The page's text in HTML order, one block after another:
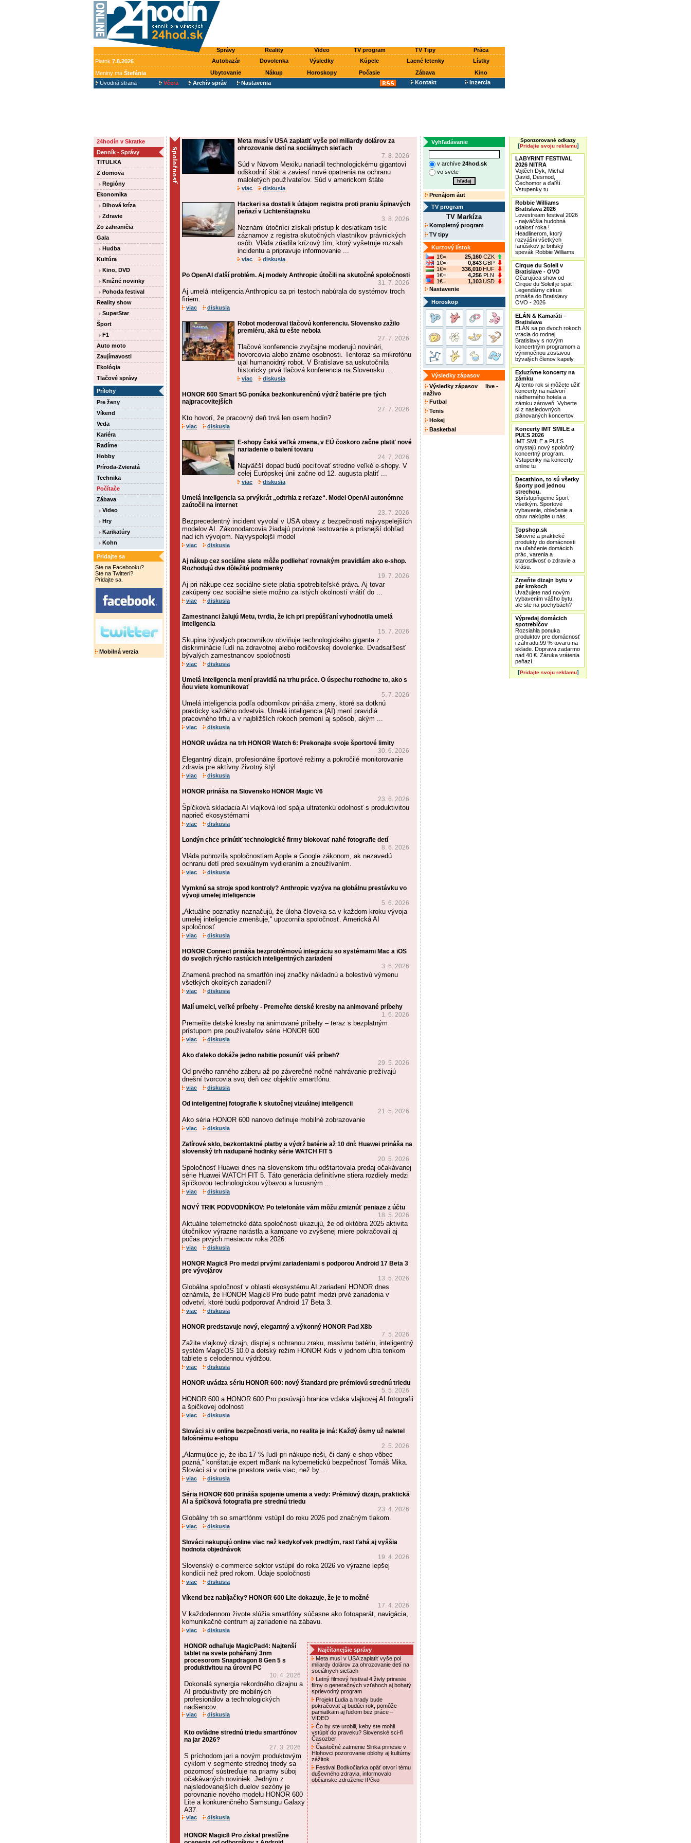
Správy Reality Video TV program TV Tipy
Práca
Piatok 7.8.2026 Autobazár Dovolenka Výsledky Kúpele Lacné letenky
Lístky
Meniny má Štefánia Ubytovanie Nákup Horoskopy Počasie Zábava
Kino
Úvodná strana
Včera Archív správ Nastavenia Kontakt Inzercia
24hodín v Skratke
Denník - Správy
TITULKA
Z domova
Regióny
Ekonomika
Dlhová kríza
Zdravie
Zo zahraničia
Gala
Hudba
Kultúra
Kino, DVD
Knižné novinky
Pohoda festival
Reality show
SuperStar
Šport
F1
Auto moto
Zaujímavosti
Ekológia
Tlačové správy
Prílohy
Pre ženy
Víkend
Veda
Kariéra
Radíme
Hobby
Príroda-Zvieratá
Technika
Počítače
Zábava
Video
Hry
Karikatúry
Kohn
Pridajte sa
Ste na Facebooku?
Ste na Twitteri?
Pridajte sa.
Mobilná verzia
Meta musí v USA zaplatiť vyše pol miliardy dolárov za
ohrozovanie detí na sociálnych sieťach
7. 8. 2026
Súd v Novom Mexiku nariadil technologickému gigantovi
odškodniť štát a zaviesť nové opatrenia na ochranu
maloletých používateľov. Súd v americkom štáte
viac diskusia
Hackeri sa dostali k údajom registra proti praniu špinavých
peňazí v Lichtenštajnsku
3. 8. 2026
Neznámi útočníci získali prístup k desiatkam tisíc
záznamov z registra skutočných vlastníkov právnických
osôb. Vláda zriadila krízový tím, ktorý vyšetruje rozsah
incidentu a pripravuje informovanie ...
viac diskusia
Po OpenAI ďalší problém. Aj modely Anthropic útočili na skutočné spoločnosti
31. 7. 2026
Aj umelá inteligencia Anthropicu sa pri testoch nabúrala do systémov troch
firiem.
viac diskusia
Robot moderoval tlačovú konferenciu. Slovensko zažilo
premiéru, aká tu ešte nebola
27. 7. 2026
Tlačové konferencie zvyčajne moderujú novinári,
hovorcovia alebo známe osobnosti. Tentoraz sa mikrofónu
ujal humanoidný robot. V Bratislave sa uskutočnila
historicky prvá tlačová konferencia na Slovensku ...
viac diskusia
HONOR 600 Smart 5G ponúka bezkonkurenčnú výdrž batérie pre tých
najpracovitejších
27. 7. 2026
Kto hovorí, že pracovný deň trvá len osem hodín?
viac diskusia
E-shopy čaká veľká zmena, v EÚ čoskoro začne platiť nové
nariadenie o balení tovaru
24. 7. 2026
Najväčší dopad budú pociťovať stredne veľké e-shopy. V
celej Európskej únii začne od 12. augusta platiť ...
viac diskusia
Umelá inteligencia sa prvýkrát „odtrhla z reťaze“. Model OpenAI autonómne
zaútočil na internet
23. 7. 2026
Bezprecedentný incident vyvolal v USA obavy z bezpečnosti najvyspelejších
modelov AI. Zákonodarcovia žiadajú povinné testovanie a prísnejší dohľad
nad ich vývojom. Najvyspelejší model
viac diskusia
Aj nákup cez sociálne siete môže podliehať rovnakým pravidlám ako e-shop.
Rozhodujú dve dôležité podmienky
19. 7. 2026
Aj pri nákupe cez sociálne siete platia spotrebiteľské práva. Aj tovar
zakúpený cez sociálne siete možno za istých okolností vrátiť do ...
viac diskusia
Zamestnanci žalujú Metu, tvrdia, že ich pri prepúšťaní vyhodnotila umelá
inteligencia
15. 7. 2026
Skupina bývalých pracovníkov obviňuje technologického giganta z
diskriminácie ľudí na zdravotnej alebo rodičovskej dovolenke. Dvadsaťšesť
bývalých zamestnancov spoločnosti
viac diskusia
Umelá inteligencia mení pravidlá na trhu práce. O úspechu rozhodne to, ako s
ňou viete komunikovať
5. 7. 2026
Umelá inteligencia podľa odborníkov prináša zmeny, ktoré sa dotknú
prakticky každého odvetvia. Umelá inteligencia (AI) mení pravidlá
pracovného trhu a v najbližších rokoch premení aj spôsob, akým ...
viac diskusia
HONOR uvádza na trh HONOR Watch 6: Prekonajte svoje športové limity
30. 6. 2026
Elegantný dizajn, profesionálne športové režimy a pokročilé monitorovanie
zdravia pre aktívny životný štýl
viac diskusia
HONOR prináša na Slovensko HONOR Magic V6
23. 6. 2026
Špičková skladacia AI vlajková loď spája ultratenkú odolnosť s produktivitou
naprieč ekosystémami
viac diskusia
Londýn chce prinútiť technologické firmy blokovať nahé fotografie detí
8. 6. 2026
Vláda pohrozila spoločnostiam Apple a Google zákonom, ak nezavedú
ochranu detí pred sexuálnym vydieraním a zneužívaním.
viac diskusia
Vymknú sa stroje spod kontroly? Anthropic vyzýva na globálnu prestávku vo
vývoji umelej inteligencie
5. 6. 2026
„Aktuálne poznatky naznačujú, že úloha človeka sa v každom kroku vývoja
umelej inteligencie zmenšuje,“ upozornila spoločnosť. Americká AI
spoločnosť
viac diskusia
HONOR Connect prináša bezproblémovú integráciu so systémami Mac a iOS
do svojich rýchlo rastúcich inteligentných zariadení
3. 6. 2026
Znamená prechod na smartfón inej značky nákladnú a bolestivú výmenu
všetkých okolitých zariadení?
viac diskusia
Malí umelci, veľké príbehy - Premeňte detské kresby na animované príbehy
1. 6. 2026
Premeňte detské kresby na animované príbehy – teraz s bezplatným
prístupom pre používateľov série HONOR 600
viac diskusia
Ako ďaleko dokáže jedno nabitie posunúť váš príbeh?
29. 5. 2026
Od prvého ranného záberu až po záverečné nočné nahrávanie prežívajú
dnešní tvorcovia svoj deň cez objektív smartfónu.
viac diskusia
Od inteligentnej fotografie k skutočnej vizuálnej inteligencii
21. 5. 2026
Ako séria HONOR 600 nanovo definuje mobilné zobrazovanie
viac diskusia
Zafírové sklo, bezkontaktné platby a výdrž batérie až 10 dní: Huawei prináša na
slovenský trh nadupané hodinky série WATCH FIT 5
20. 5. 2026
Spoločnosť Huawei dnes na slovenskom trhu odštartovala predaj očakávanej
série Huawei WATCH FIT 5. Táto generácia definitívne stiera rozdiely medzi
špičkovou technologickou výbavou a luxusným ...
viac diskusia
NOVÝ TRIK PODVODNÍKOV: Po telefonáte vám môžu zmiznúť peniaze z účtu
18. 5. 2026
Aktuálne telemetrické dáta spoločnosti ukazujú, že od októbra 2025 aktivita
útočníkov výrazne narástla a kampane vo zvýšenej miere pokračovali aj
počas prvých mesiacov roka 2026.
viac diskusia
HONOR Magic8 Pro medzi prvými zariadeniami s podporou Android 17 Beta 3
pre vývojárov
13. 5. 2026
Globálna spoločnosť v oblasti ekosystému AI zariadení HONOR dnes
oznámila, že HONOR Magic8 Pro bude patriť medzi prvé zariadenia v
odvetví, ktoré budú podporovať Android 17 Beta 3.
viac diskusia
HONOR predstavuje nový, elegantný a výkonný HONOR Pad X8b
7. 5. 2026
Zažite vlajkový dizajn, displej s ochranou zraku, masívnu batériu, inteligentný
systém MagicOS 10.0 a detský režim HONOR Kids v jednom ultra tenkom
tablete s celodennou výdržou.
viac diskusia
HONOR uvádza sériu HONOR 600: nový štandard pre prémiovú strednú triedu
5. 5. 2026
HONOR 600 a HONOR 600 Pro posúvajú hranice vďaka vlajkovej AI fotografii
a špičkovej odolnosti
viac diskusia
Slováci si v online bezpečnosti veria, no realita je iná: Každý ôsmy už naletel
falošnému e-shopu
2. 5. 2026
„Alarmujúce je, že iba 17 % ľudí pri nákupe rieši, či daný e-shop vôbec
pozná,“ konštatuje expert mBank na kybernetickú bezpečnosť Tomáš Mika.
Slováci si v online priestore veria viac, než by ...
viac diskusia
Séria HONOR 600 prináša spojenie umenia a vedy: Prémiový dizajn, praktická
AI a špičková fotografia pre strednú triedu
23. 4. 2026
Globálny trh so smartfónmi vstúpil do roku 2026 pod značným tlakom.
viac diskusia
Slováci nakupujú online viac než kedykoľvek predtým, rast ťahá aj vyššia
hodnota objednávok
19. 4. 2026
Slovenský e-commerce sektor vstúpil do roka 2026 vo výrazne lepšej
kondícii než pred rokom. Údaje spoločnosti
viac diskusia
Víkend bez nabíjačky? HONOR 600 Lite dokazuje, že je to možné
17. 4. 2026
V každodennom živote slúžia smartfóny súčasne ako fotoaparát, navigácia,
komunikačné centrum aj zariadenie na zábavu.
viac diskusia
HONOR odhaľuje MagicPad4: Najtenší
tablet na svete poháňaný 3nm
procesorom Snapdragon 8 Gen 5 s
produktivitou na úrovni PC
10. 4. 2026
Dokonalá synergia rekordného dizajnu a
AI produktivity pre mobilných
profesionálov a technologických
nadšencov.
viac diskusia
Kto ovládne strednú triedu smartfónov
na jar 2026?
27. 3. 2026
S príchodom jari a novým produktovým
cyklom v segmente strednej triedy sa
pozornosť sústreďuje na priamy súboj
očakávaných noviniek. Jedným z
najsledovanejších duelov sezóny je
porovnanie nového modelu HONOR 600
Lite a konkurenčného Samsungu Galaxy
A37.
viac diskusia
HONOR Magic8 Pro získal prestížne
Najčítanejšie správy
Meta musí v USA zaplatiť vyše pol
miliardy dolárov za ohrozovanie detí na
sociálnych sieťach
Letný filmový festival 4 živly prinesie
filmy o generačných vzťahoch aj bohatý
sprievodný program
Projekt Ľudia a hrady bude
pokračovať aj budúci rok, pomôže
pamiatkam aj ľuďom bez práce –
VIDEO
Čo by ste urobili, keby ste mohli
vstúpiť do praveku? Slovenské sci-fi
Časozber
Čiastočné zatmenie Slnka prinesie v
Hlohovci pozorovanie oblohy aj kultúrny
zážitok
Festival Bodkočiarka opäť otvorí tému
duševného zdravia, informovalo
občianske združenie IPčko
Vyhľadávanie
v archíve 24hod.sk
vo svete
Prenájom áut
TV program
TV Markíza
Kompletný program
TV tipy
Kurzový lístok
1€=
25,160 CZK
1€=
0,843GBP
1€=
336,010HUF
1€=
4,256 PLN
1€=
1,103USD
Nastavenie
Horoskop
Výsledky zápasov
Výsledky zápasov live -
naživo
Futbal
Tenis
Hokej
Basketbal
Sponzorované odkazy
[Pridajte svoju reklamu]
LABYRINT FESTIVAL
2026 NITRA
Vojtěch Dyk, Michal
David, Desmod,
Čechomor a ďaľší.
Vstupenky tu
Robbie Williams
Bratislava 2026
Lovestream festival 2026
- najväčšia hudobná
udalosť roka !
Headlinerom, ktorý
rozvášni všetkých
fanúšikov je britský
spevák Robbie Williams
Cirque du Soleil v
Bratislave - OVO
Očarujúca show od
Cirque du Soleil je späť!
Legendárny cirkus
prináša do Bratislavy
OVO - 2026
ELÁN & Kamaráti –
Bratislava
ELÁN sa po dvoch rokoch
vracia do rodnej
Bratislavy s novým
koncertným programom a
výnimočnou zostavou
bývalých členov kapely.
Exluzívne koncerty na
zámku
Aj tento rok si môžete užiť
koncerty na nádvorí
nádherného hotela a
zámku zároveň. Vyberte
si z nasledovných
plánovaných koncertov.
Koncerty IMT SMILE a
PUĽS 2026
IMT SMILE a PUĽS
chystajú nový spoločný
koncertný program.
Vstupenky na koncerty
online tu
Decathlon, to sú všetky
športy pod jednou
strechou.
Sprístupňujeme šport
všetkým. Športové
vybavenie, oblečenie a
obuv nakúpite u nás.
Topshop.sk
Šikovné a praktické
produkty do domácnosti
na uľahčenie domácich
prác, varenia a
starostlivosť o zdravie a
krásu.
Zmeňte dizajn bytu v
pár krokoch
Uvažujete nad novým
vybavením vášho bytu,
ale ste na pochybách?
Výpredaj domácich
spotrebičov
Rozsiahla ponuka
produktov pre domácnosť
i záhradu.99 % tovaru na
sklade. Doprava zadarmo
nad 40 €. Záruka vrátenia
peňazí.
[Pridajte svoju reklamu]